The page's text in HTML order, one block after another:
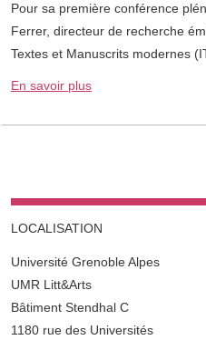
Pour sa première conférence
Ferrer, directeur de recherche
Textes et Manuscrits modernes
En savoir plus
LOCALISATION
Université Grenoble Alpes
UMR Litt&Arts
Bâtiment Stendhal C
1180 rue des Universités